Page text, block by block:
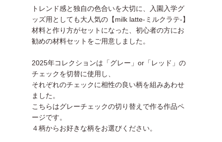
トレンド感と独自の色合いを大切に、入園入学グ
ッズ用としても大人気の【milk latte-ミルクラテ-】
材料と作り方がセットになった、初心者の方にお
勧めの材料セットをご用意しました。
2025年コレクションは「グレー」or「レッド」の
チェックを切替に使用し、
それぞれのチェックに相性の良い柄を組みあわせ
ました。
こちらはグレーチェックの切り替えで作る作品ペ
ージです。
４柄からお好きな柄をお選びください。